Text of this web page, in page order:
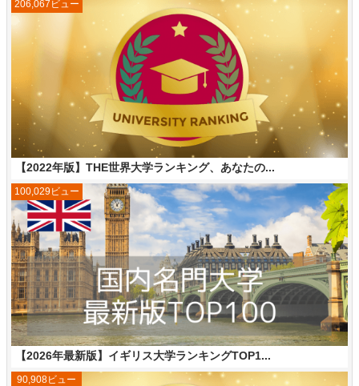
【2022年版】THE世界大学ランキング、あなたの...
206,067ビュー
【2026年最新版】イギリス大学ランキングTOP1...
100,029ビュー
90,908ビュー